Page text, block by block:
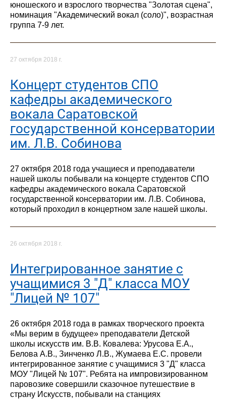
юношеского и взрослого творчества "Золотая сцена",
номинация "Академический вокал (соло)", возрастная
группа 7-9 лет.
27 октября 2018 г.
Концерт студентов СПО
кафедры академического
вокала Саратовской
государственной консерватории
им. Л.В. Собинова
27 октября 2018 года учащиеся и преподаватели
нашей школы побывали на концерте студентов СПО
кафедры академического вокала Саратовской
государственной консерватории им. Л.В. Собинова,
который проходил в концертном зале нашей школы.
26 октября 2018 г.
Интегрированное занятие с
учащимися 3 "Д" класса МОУ
"Лицей № 107"
26 октября 2018 года в рамках творческого проекта
«Мы верим в будущее» преподаватели Детской
школы искусств им. В.В. Ковалева: Урусова Е.А.,
Белова А.В., Зинченко Л.В., Жумаева Е.С. провели
интегрированное занятие с учащимися 3 "Д" класса
МОУ "Лицей № 107". Ребята на импровизированном
паровозике совершили сказочное путешествие в
страну Искусств, побывали на станциях